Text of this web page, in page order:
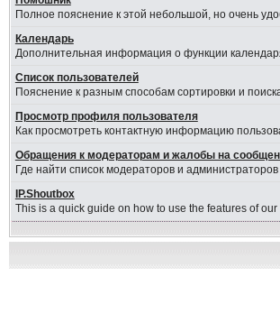
Полное пояснение к этой небольшой, но очень
Календарь
Дополнительная информация о функции
Список пользователей
Пояснение к разным способам сортировки и
Просмотр профиля пользователя
Как просмотреть контактную информацию
Обращения к модераторам и жалобы на
Где найти список модераторов и
IP.Shoutbox
This is a quick guide on how to use the features of